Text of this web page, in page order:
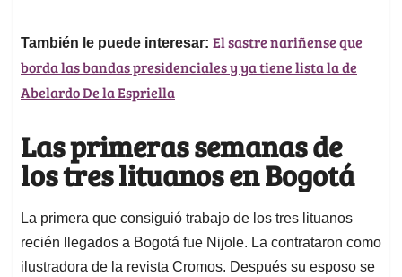
También le puede interesar: El sastre nariñense que
borda las bandas presidenciales y ya tiene lista la de
Abelardo De la Espriella
Las primeras semanas de
los tres lituanos en Bogotá
La primera que consiguió trabajo de los tres lituanos
recién llegados a Bogotá fue Nijole. La contrataron como
ilustradora de la revista Cromos. Después su esposo se